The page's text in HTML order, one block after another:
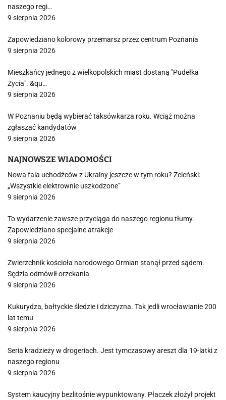
naszego regi…
9 sierpnia 2026
Zapowiedziano kolorowy przemarsz przez centrum Poznania
9 sierpnia 2026
Mieszkańcy jednego z wielkopolskich miast dostaną "Pudełka
Życia". &qu…
9 sierpnia 2026
W Poznaniu będą wybierać taksówkarza roku. Wciąż można
zgłaszać kandydatów
9 sierpnia 2026
NAJNOWSZE WIADOMOŚCI
Nowa fala uchodźców z Ukrainy jeszcze w tym roku? Zeleński:
„Wszystkie elektrownie uszkodzone”
9 sierpnia 2026
To wydarzenie zawsze przyciąga do naszego regionu tłumy.
Zapowiedziano specjalne atrakcje
9 sierpnia 2026
Zwierzchnik kościoła narodowego Ormian stanął przed sądem.
Sędzia odmówił orzekania
9 sierpnia 2026
Kukurydza, bałtyckie śledzie i dziczyzna. Tak jedli wrocławianie 200
lat temu
9 sierpnia 2026
Seria kradzieży w drogeriach. Jest tymczasowy areszt dla 19-latki z
naszego regionu
9 sierpnia 2026
System kaucyjny bezlitośnie wypunktowany. Płaczek złożył projekt